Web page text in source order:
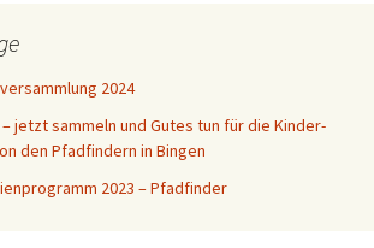
2024
jetzt sammeln und Gutes tun für die Kinder-
den Pfadfindern in Bingen
2023 – Pfadfinder